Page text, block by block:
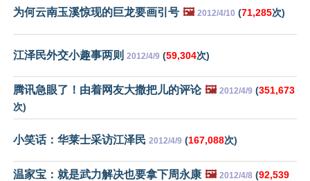
为何云南玉溪惊现的巨龙要画引号 🖼️ 2012/4/10 (71,285次)
江泽民外交小趣事两则 2012/4/9 (59,304次)
腾讯急眼了！由着网友大撒把儿的评论 🖼️ 2012/4/9 (351,673
次)
小笑话：华莱士采访江泽民 2012/4/9 (167,088次)
温家宝：就是武力解决也要拿下周永康 🖼️ 2012/4/8 (92,539